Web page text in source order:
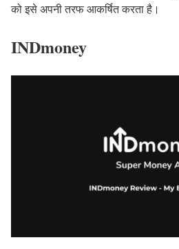
को इसे अपनी तरफ आकर्षित करता है।
INDmoney